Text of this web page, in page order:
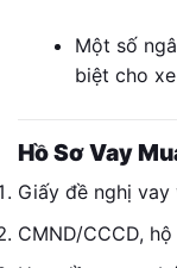
Một số
biệt cho
Hồ Sơ Vay
Giấy đề nghị vay
CMND/CCCD,